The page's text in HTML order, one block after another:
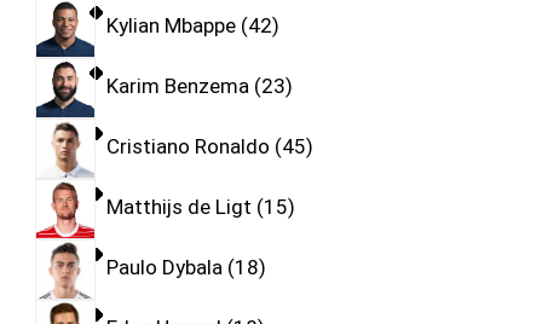
Kylian Mbappe 42
Karim Benzema 23
Cristiano Ronaldo 45
Matthijs de Ligt 15
Paulo Dybala 18